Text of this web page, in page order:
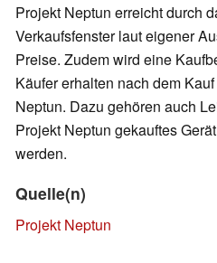
Projekt Neptun erreicht durch
Verkaufsfenster laut eigener
Preise. Zudem wird eine
Käufer erhalten nach dem
Neptun. Dazu gehören auch
Projekt Neptun gekauftes
werden.
Quelle(n)
Projekt Neptun